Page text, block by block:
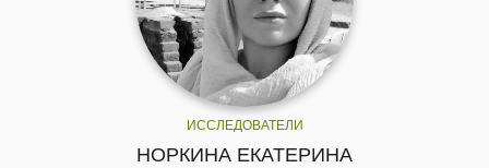
ИССЛЕДОВАТЕЛИ
НОРКИНА ЕКАТЕРИНА